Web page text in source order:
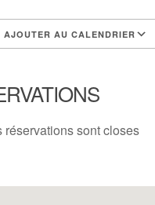
AJOUTER AU CALENDRIER
réservations sont closes